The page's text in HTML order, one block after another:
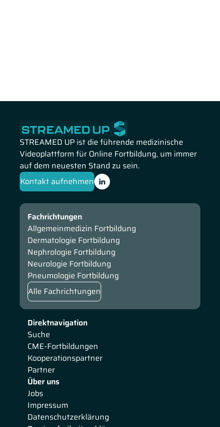
STREAMED UP ist die führende medizinische
Videoplattform für Online Fortbildung, um immer
auf dem neuesten Stand zu sein.
Kontakt aufnehmen
Direktnavigation
Suche
CME-Fortbildungen
Kooperationspartner
Partner
Über uns
Jobs
Impressum
Datenschutzerklärung
Fachrichtungen
Allgemeinmedizin Fortbildung
Dermatologie Fortbildung
Nephrologie Fortbildung
Neurologie Fortbildung
Pneumologie Fortbildung
Alle Fachrichtungen